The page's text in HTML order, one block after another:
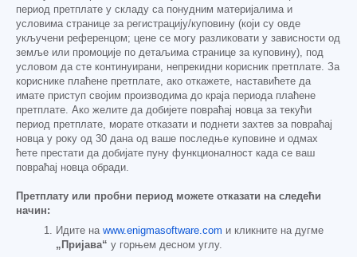
период претплате у складу са понудним материјалима и
условима странице за регистрацију/куповину (који су овде
укључени референцом; цене се могу разликовати у зависности од
земље или промоције по детаљима странице за куповину), под
условом да сте континуирани, непрекидни корисник претплате. За
кориснике плаћене претплате, ако откажете, наставићете да
имате приступ својим производима до краја периода плаћене
претплате. Ако желите да добијете повраћај новца за текући
период претплате, морате отказати и поднети захтев за повраћај
новца у року од 30 дана од ваше последње куповине и одмах
ћете престати да добијате пуну функционалност када се ваш
повраћај новца обради.
Претплату или пробни период можете отказати на следећи
начин:
Идите на www.enigmasoftware.com и кликните на дугме
„Пријава“ у горњем десном углу.